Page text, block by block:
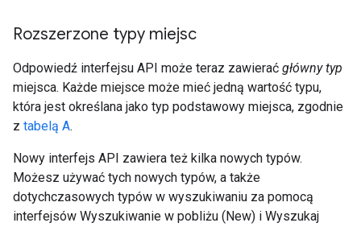
Rozszerzone typy miejsc
Odpowiedź interfejsu API może teraz zawierać główny typ
miejsca. Każde miejsce może mieć jedną wartość typu,
która jest określana jako typ podstawowy miejsca, zgodnie
z tabelą A.
Nowy interfejs API zawiera też kilka nowych typów.
Możesz używać tych nowych typów, a także
dotychczasowych typów w wyszukiwaniu za pomocą
interfejsów Wyszukiwanie w pobliżu (New) i Wyszukaj